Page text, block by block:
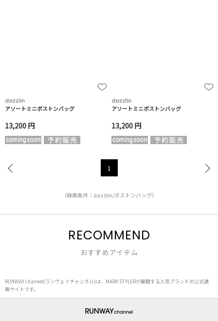
dazzlin
アソートミニボストンバッグ
13,200 円
dazzlin
アソートミニボストンバッグ
13,200 円
1
（検索条件：dazzlin/ボストンバッグ）
RECOMMEND
おすすめアイテム
RUNWAY channel(ランウェイチャンネル)は、MARK STYLERが展開する人気ブランドの公式通
販サイトです。